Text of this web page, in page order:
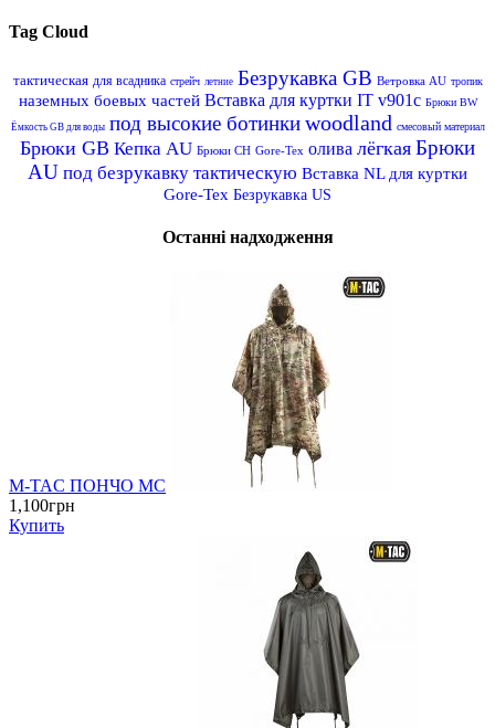
Tag Cloud
тактическая для всадника стрейч летние Безрукавка GB Ветровка AU тропик
наземных боевых частей Вставка для куртки IT v901c Брюки BW
Ёмкость GB для воды под высокие ботинки woodland смесовый материал
Брюки GB Кепка AU Брюки CH Gore-Tex олива лёгкая Брюки
AU под безрукавку тактическую Вставка NL для куртки
Gore-Tex Безрукавка US
Останні надходження
M-TAC ПОНЧО MC
1,100грн
Купить